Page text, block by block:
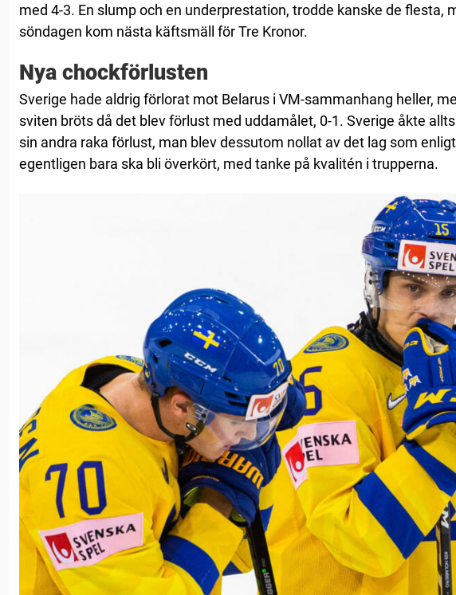
med 4-3. En slump och en underprestation, trodde kanske de flesta,
söndagen kom nästa käftsmäll för Tre Kronor.
Nya chockförlusten
Sverige hade aldrig förlorat mot Belarus i VM-sammanhang heller,
sviten bröts då det blev förlust med uddamålet, 0-1. Sverige åkte
sin andra raka förlust, man blev dessutom nollat av det lag som
egentligen bara ska bli överkört, med tanke på kvalitén i trupperna.